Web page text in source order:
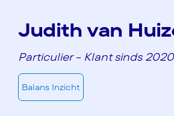
Judith van
Particulier - Klant sinds 2020
Balans Inzicht